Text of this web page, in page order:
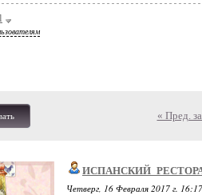
« Пред.
Четверг, 16 Февраля 2017 г.